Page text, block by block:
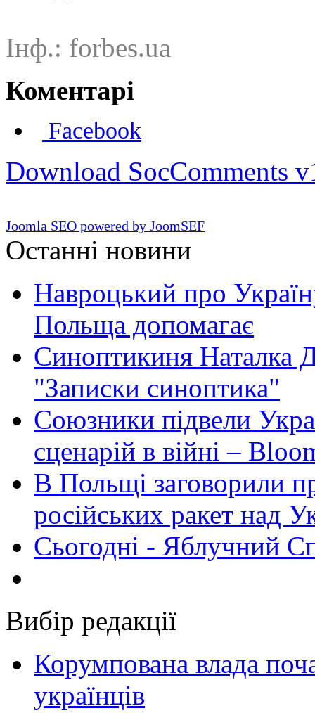
Інф.: forbes.ua
Коментарі
Facebook
Download SocComments
Joomla SEO powered by JoomSEF
Останні новини
Навроцький про
Польща допомагає
Синоптикиня Наталка
"Записки синоптика"
Союзники підвели
сценарій в війні –
В Польщі заговорили
російських ракет над
Сьогодні - Яблучний
Вибір редакції
Корумпована влада
українців